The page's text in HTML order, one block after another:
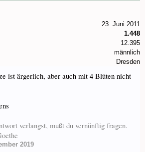
23. Juni 2011
1.448
12.395
männlich
Dresden
ist ärgerlich, aber auch mit 4 Blüten nicht
verlangst, mußt du vernünftig fragen.
2019